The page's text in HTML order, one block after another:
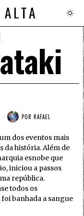
POR RAFAEL
dos eventos mais
da história. Além de
esnobe que
iniciou a passos
república.
todos os
banhada a sangue